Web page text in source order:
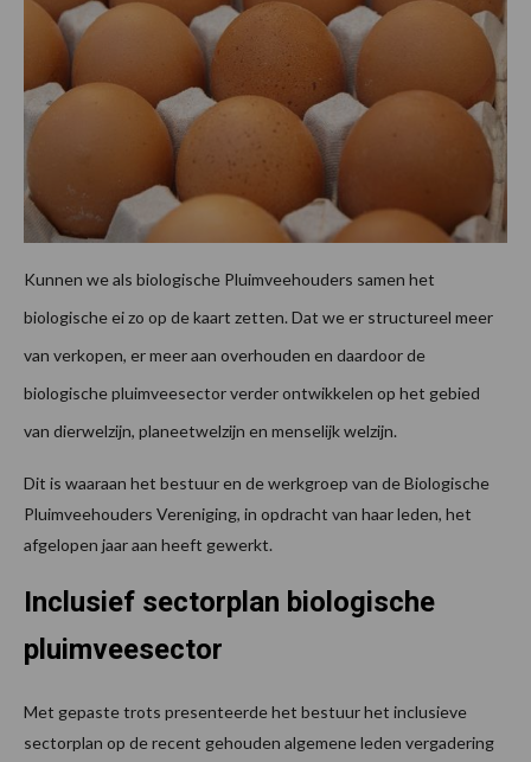
Kunnen we als biologische Pluimveehouders samen het
biologische ei zo op de kaart zetten. Dat we er structureel meer
van verkopen, er meer aan overhouden en daardoor de
biologische pluimveesector verder ontwikkelen op het gebied
van dierwelzijn, planeetwelzijn en menselijk welzijn.
Dit is waaraan het bestuur en de werkgroep van de Biologische
Pluimveehouders Vereniging, in opdracht van haar leden, het
afgelopen jaar aan heeft gewerkt.
Inclusief sectorplan biologische
pluimveesector
Met gepaste trots presenteerde het bestuur het inclusieve
sectorplan op de recent gehouden algemene leden vergadering